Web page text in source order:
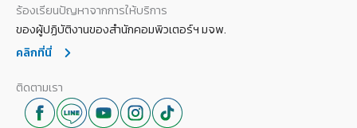
ร้องเรียนปัญหาจากการให้บริการ
ของผู้ปฏิบัติงานของสำนักคอมพิวเตอร์ฯ มจพ.
คลิกที่นี่
ติดตามเรา